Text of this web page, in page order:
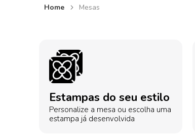
Home Mesas
Estampas do seu estilo
Personalize a mesa ou escolha uma
estampa já desenvolvida